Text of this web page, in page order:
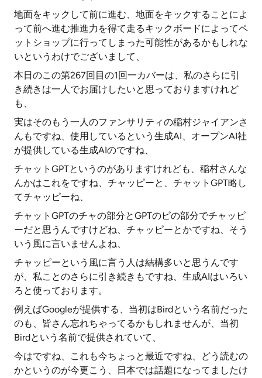
地面をキックして前に進む、地面をキックすることによ
って前へ進む推進力を得て走るキックボードによってペ
ットショップに行ってしまった可能性があるかもしれな
いというわけでございまして、
本日のこの第267回目の1回一カバーは、私のさらに引
き続きは一人でお届けしたいと思っておりますけれど
も、
実はそのもう一人のファンサリティの稲村ジャイアンさ
んもですね、使用しているという生成AI、オープンAI社
が提供している生成AIのですね、
チャットGPTというのがありますけれども、稲村さんな
んかはこれをですね、チャッピーと、チャットGPT略し
てチャッピーね、
チャットGPTのチャの部分とGPTのピの部分でチャッピ
ーだと思うんですけどね、チャッピーとかですね、そう
いう風に言いませんよね、
チャッピーという風に言う人は結構多いと思うんです
が、私ことのさらに引き続きもですね、生成AIはいろい
ろと使っております。
例えばGoogleが提供する、当初はBirdという名前だった
のも、皆さん忘れちゃってるかもしれませんが、当初
Birdという名前で提供されていて、
今はですね、これも今ちょっと最近ですね、どう読むの
かというのが今更こう、日本では話題になってましたけ